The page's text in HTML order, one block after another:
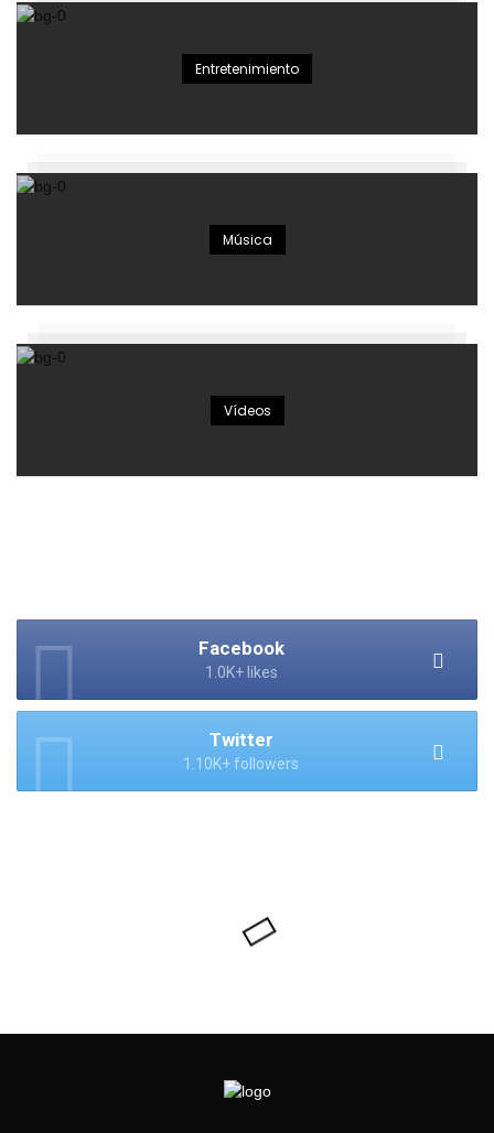
Entretenimiento
Música
Vídeos
Facebook
1.0K+ likes
Twitter
1.10K+ followers